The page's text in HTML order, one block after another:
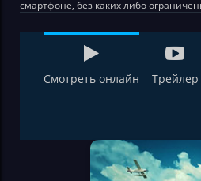
смартфоне, без каких либо
Смотреть онлайн Трейлер